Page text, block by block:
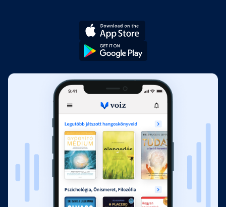
Fejezet hossza: 00:09:45
6. A stressz legyőzése
7. Mások gyógyítása
Fejezet hossza: 00:10:07
8. A gyógyító ember
Fejezet hossza: 00:15:47
9. Gyógyító energia
Fejezet hossza: 00:16:05